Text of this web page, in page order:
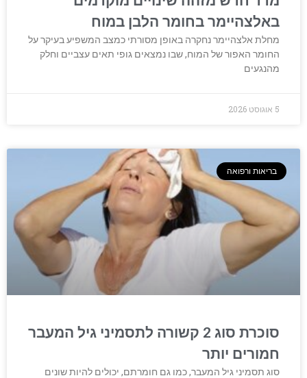
באלצהיימר בחומר הלבן במוח
מחלת אלצהיימר נחקרה באופן מסורתי כמצב המשפיע בעיקר על
החומר האפור של המוח, שבו נמצאים גופי תאים עצביים וחלק
מהנגעים
5 אוגוסט 2026
בריאות ורפואה
סוכרת סוג 2 קשורה לתסמיני גיל המעבר
חמורים יותר
סוג תסמיני גיל המעבר, כמו גם חומרתם, יכולים להיות שונים